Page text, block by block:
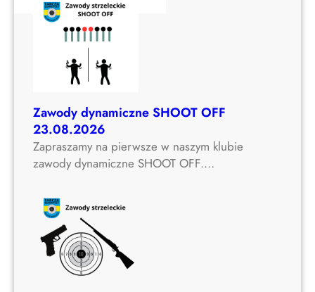
Zawody dynamiczne SHOOT OFF
23.08.2026
Zapraszamy na pierwsze w naszym klubie
zawody dynamiczne SHOOT OFF.…